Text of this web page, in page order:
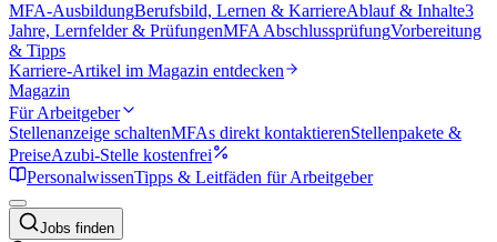
MFA-AusbildungBerufsbild, Lernen & KarriereAblauf & Inhalte3
Jahre, Lernfelder & PrüfungenMFA AbschlussprüfungVorbereitung
& Tipps
Karriere-Artikel im Magazin entdecken
Magazin
Für Arbeitgeber
Stellenanzeige schaltenMFAs direkt kontaktierenStellenpakete &
PreiseAzubi-Stelle kostenfrei
PersonalwissenTipps & Leitfäden für Arbeitgeber
Jobs finden